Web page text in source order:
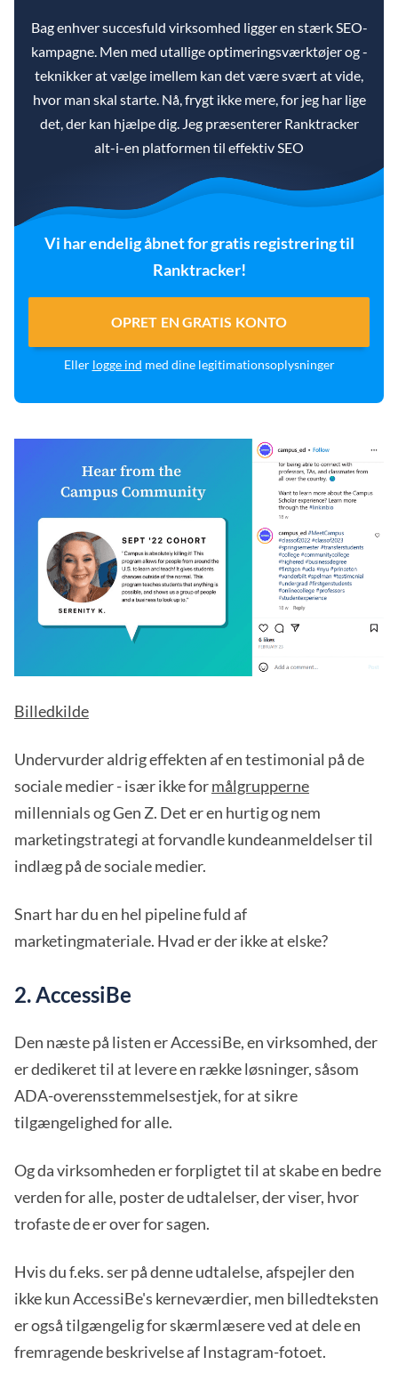
Bag enhver succesfuld virksomhed ligger en stærk SEO-
kampagne. Men med utallige optimeringsværktøjer og -
teknikker at vælge imellem kan det være svært at vide,
hvor man skal starte. Nå, frygt ikke mere, for jeg har lige
det, der kan hjælpe dig. Jeg præsenterer Ranktracker
alt-i-en platformen til effektiv SEO
Vi har endelig åbnet for gratis registrering til
Ranktracker!
OPRET EN GRATIS KONTO
Eller logge ind med dine legitimationsoplysninger
Billedkilde
Undervurder aldrig effekten af en testimonial på de
sociale medier - især ikke formålgrupperne
millennials og Gen Z. Det er en hurtig og nem
marketingstrategi at forvandle kundeanmeldelser til
indlæg på de sociale medier.
Snart har du en hel pipeline fuld af
marketingmateriale. Hvad er der ikke at elske?
2. AccessiBe
Den næste på listen er AccessiBe, en virksomhed, der
er dedikeret til at levere en række løsninger, såsom
ADA-overensstemmelsestjek, for at sikre
tilgængelighed for alle.
Og da virksomheden er forpligtet til at skabe en bedre
verden for alle, poster de udtalelser, der viser, hvor
trofaste de er over for sagen.
Hvis du f.eks. ser på denne udtalelse, afspejler den
ikke kun AccessiBe's kerneværdier, men billedteksten
er også tilgængelig for skærmlæsere ved at dele en
fremragende beskrivelse af Instagram-fotoet.